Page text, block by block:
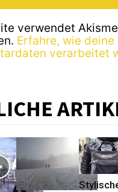
verwendet
Erfahre, wie deine
verarbeitet